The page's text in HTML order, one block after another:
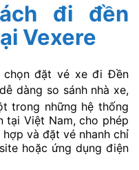
đi đền
Vexere
chọn đặt vé xe đi Đền
dàng so sánh nhà xe,
trong những hệ thống
tại Việt Nam, cho phép
và đặt vé nhanh chỉ
hoặc ứng dụng điện